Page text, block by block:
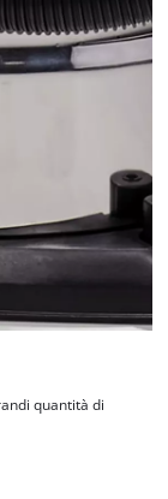
permesso
quantità di